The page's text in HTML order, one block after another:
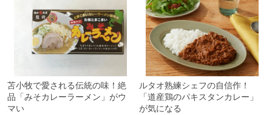
苫小牧で愛される伝統の味！絶
品「みそカレーラーメン」がウ
マい
ルタオ熟練シェフの自信作！
「道産鶏のパキスタンカレー」
が気になる